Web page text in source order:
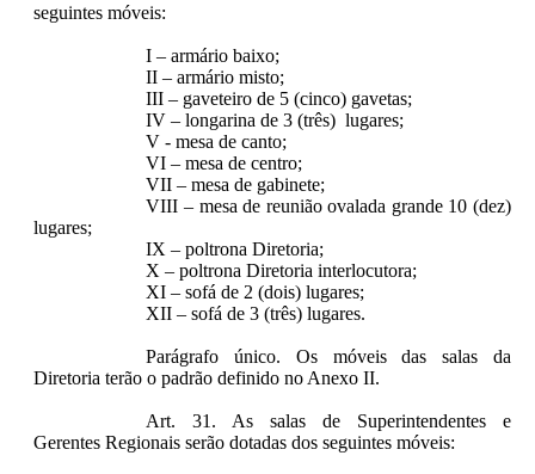
seguintes móveis:
I – armário baixo;
II – armário misto;
III – gaveteiro de 5 (cinco) gavetas;
IV – longarina de 3 (três) lugares;
V - mesa de canto;
VI – mesa de centro;
VII – mesa de gabinete;
VIII – mesa de reunião ovalada grande 10 (dez)
lugares;
IX – poltrona Diretoria;
X – poltrona Diretoria interlocutora;
XI – sofá de 2 (dois) lugares;
XII – sofá de 3 (três) lugares.
Parágrafo único. Os móveis das salas da
Diretoria terão o padrão definido no Anexo II.
Art. 31. As salas de Superintendentes e
Gerentes Regionais serão dotadas dos seguintes móveis: